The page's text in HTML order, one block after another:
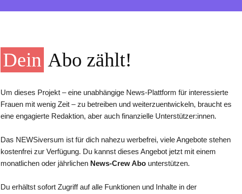
Dein Abo zählt!
Um dieses Projekt – eine unabhängige News-Plattform für interessierte
Frauen mit wenig Zeit – zu betreiben und weiterzuentwickeln, braucht es
eine engagierte Redaktion, aber auch finanzielle Unterstützer:innen.
Das NEWSiversum ist für dich nahezu werbefrei, viele Angebote stehen
kostenfrei zur Verfügung. Du kannst dieses Angebot jetzt mit einem
monatlichen oder jährlichen News-Crew Abo unterstützen.
Du erhältst sofort Zugriff auf alle Funktionen und Inhalte in der